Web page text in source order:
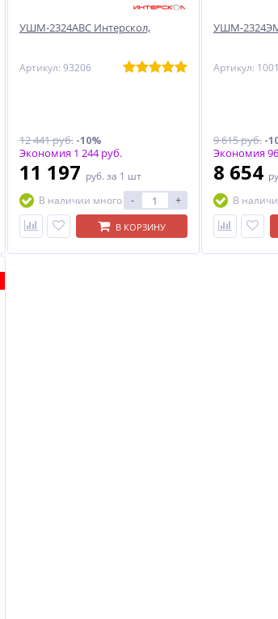
УШМ-2324АВС Интерскол,
Артикул: 93206
12 441 руб.-10%
Экономия 1 244 руб.
11 197 руб. за 1 шт
В наличии много
- +
В КОРЗИНУ
УШМ-
Артикул:
9 615 руб.-
Экономия
8 654
В